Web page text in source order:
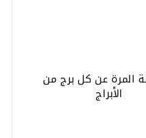
المرة عن كل برج من
الأبراج